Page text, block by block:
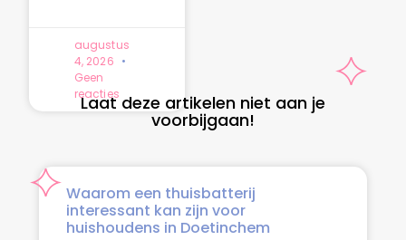
augustus
4, 2026
Geen
reacties
Laat deze artikelen niet aan je
voorbijgaan!
Waarom een thuisbatterij
interessant kan zijn voor
huishoudens in Doetinchem